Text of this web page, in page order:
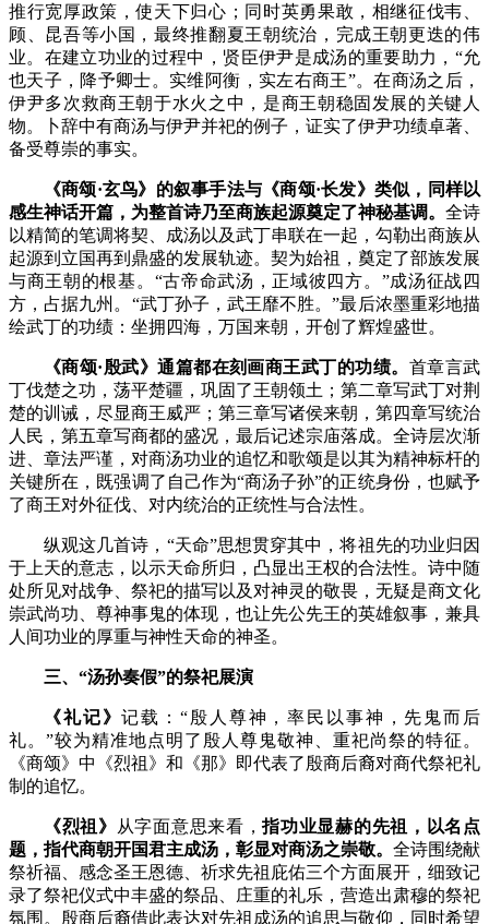
推行宽厚政策，使天下归心；同时英勇果敢，相继征伐韦、
顾、昆吾等小国，最终推翻夏王朝统治，完成王朝更迭的伟
业。在建立功业的过程中，贤臣伊尹是成汤的重要助力， “允
也天子，降予卿士。实维阿衡，实左右商王”。在商汤之后，
伊尹多次救商王朝于水火之中，是商王朝稳固发展的关键人
物。卜辞中有商汤与伊尹并祀的例子，证实了伊尹功绩卓著、
备受尊崇的事实。
《商颂·玄鸟》的叙事手法与《商颂·长发》类似，同样以
感生神话开篇，为整首诗乃至商族起源奠定了神秘基调。 全诗
以精简的笔调将契、成汤以及武丁串联在一起，勾勒出商族从
起源到立国再到鼎盛的发展轨迹。契为始祖，奠定了部族发展
与商王朝的根基。 “古帝命武汤，正域彼四方。”成汤征战四
方，占据九州。 “武丁孙子，武王靡不胜。”最后浓墨重彩地描
绘武丁的功绩：坐拥四海，万国来朝，开创了辉煌盛世。
《商颂·殷武》通篇都在刻画商王武丁的功绩。 首章言武
丁伐楚之功，荡平楚疆，巩固了王朝领土；第二章写武丁对荆
楚的训诫，尽显商王威严；第三章写诸侯来朝，第四章写统治
人民，第五章写商都的盛况，最后记述宗庙落成。全诗层次渐
进、章法严谨，对商汤功业的追忆和歌颂是以其为精神标杆的
关键所在，既强调了自己作为“商汤子孙”的正统身份，也赋予
了商王对外征伐、对内统治的正统性与合法性。
纵观这几首诗，“天命”思想贯穿其中，将祖先的功业归因
于上天的意志，以示天命所归，凸显出王权的合法性。诗中随
处所见对战争、祭祀的描写以及对神灵的敬畏，无疑是商文化
崇武尚功、尊神事鬼的体现，也让先公先王的英雄叙事，兼具
人间功业的厚重与神性天命的神圣。
三、“汤孙奏假”的祭祀展演
《礼记》记载：“殷人尊神，率民以事神，先鬼而后
礼。”较为精准地点明了殷人尊鬼敬神、重祀尚祭的特征。
《商颂》中《烈祖》和《那》即代表了殷商后裔对商代祭祀礼
制的追忆。
《烈祖》 从字面意思来看，指功业显赫的先祖，以名点
题，指代商朝开国君主成汤，彰显对商汤之崇敬。 全诗围绕献
祭祈福、感念圣王恩德、祈求先祖庇佑三个方面展开，细致记
录了祭祀仪式中丰盛的祭品、庄重的礼乐，营造出肃穆的祭祀
氛围。殷商后裔借此表达对先祖成汤的追思与敬仰，同时希望